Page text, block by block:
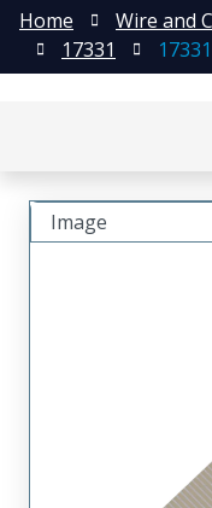
Home Wire and
17331
Image